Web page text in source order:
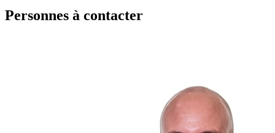
Personnes à contacter